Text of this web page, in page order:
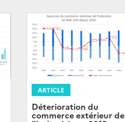
ARTICLE
Déterioration du
commerce extérieur de